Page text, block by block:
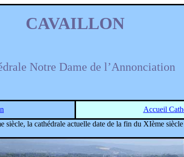
CAVAILLON
Notre Dame de l’Annonciation
Accueil
siècle, la cathédrale actuelle date de la fin du XIème